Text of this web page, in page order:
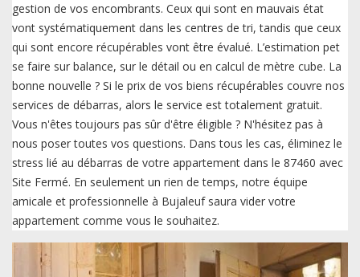
gestion de vos encombrants. Ceux qui sont en mauvais état
vont systématiquement dans les centres de tri, tandis que ceux
qui sont encore récupérables vont être évalué. L’estimation pet
se faire sur balance, sur le détail ou en calcul de mètre cube. La
bonne nouvelle ? Si le prix de vos biens récupérables couvre nos
services de débarras, alors le service est totalement gratuit.
Vous n'êtes toujours pas sûr d'être éligible ? N'hésitez pas à
nous poser toutes vos questions. Dans tous les cas, éliminez le
stress lié au débarras de votre appartement dans le 87460 avec
Site Fermé. En seulement un rien de temps, notre équipe
amicale et professionnelle à Bujaleuf saura vider votre
appartement comme vous le souhaitez.